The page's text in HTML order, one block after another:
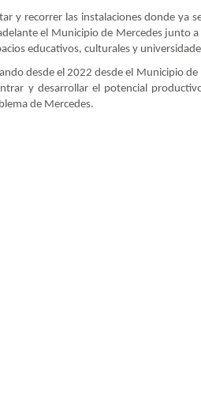
y recorrer las instalaciones donde ya
el Municipio de Mercedes junto
educativos, culturales y
desde el 2022 desde el Municipio
y desarrollar el potencial
de Mercedes.